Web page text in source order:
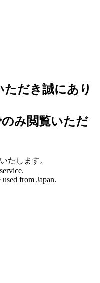
だき誠にあり
み閲覧いただ
たします。
from Japan.